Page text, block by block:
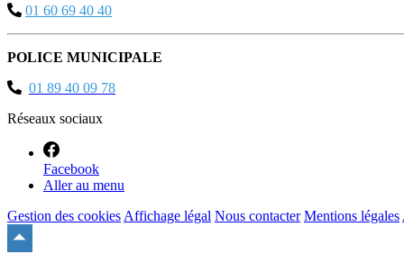
01 60 69 40 40
POLICE MUNICIPALE
01 89 40 09 78
Réseaux sociaux
Facebook
Aller au menu
Gestion des cookies Affichage légal Nous contacter Mentions légales